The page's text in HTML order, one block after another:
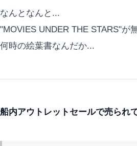
なんとなんと...
"MOVIES UNDER THE STARS"が
何時の絵葉書なんだか...
船内アウトレットセールで売られ